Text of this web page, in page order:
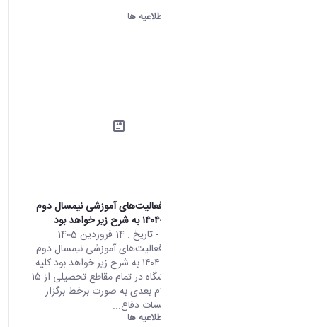
اطلاعیه ها
اطلاعيه ادامه فعالیت‌های آموزشی نیمسال دوم
- تاریخ : 14 فروردین 1405
اطلاعيه ادامه فعالیت‌های آموزشی نیمسال دوم
تحصیلی ۱۴۰۵-۱۴۰۴ به شرح زیر خواهد بود کلیه
کلاس‌های دانشگاه در تمام مقاطع تحصیلی از ۱۵
فروردین تا اعلام بعدی به صورت برخط برگزار
خواهد شد. جلسات دفاع...
اطلاعیه ها